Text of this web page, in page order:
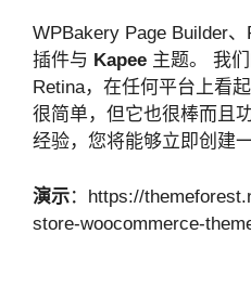
WPBakery Page Builder
插件与 Kapee 主题。 我
Retina，在任何平台上看
很简单，但它也很棒而且
经验，您将能够立即创建
演示：https://
store-woocommerce-